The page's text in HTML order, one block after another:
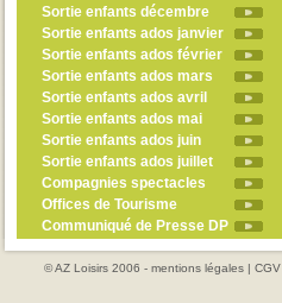
Sortie enfants décembre
Sortie enfants ados janvier
Sortie enfants ados février
Sortie enfants ados mars
Sortie enfants ados avril
Sortie enfants ados mai
Sortie enfants ados juin
Sortie enfants ados juillet
Compagnies spectacles
Offices de Tourisme
Communiqué de Presse DP
© AZ Loisirs 2006 - mentions légales | CGV